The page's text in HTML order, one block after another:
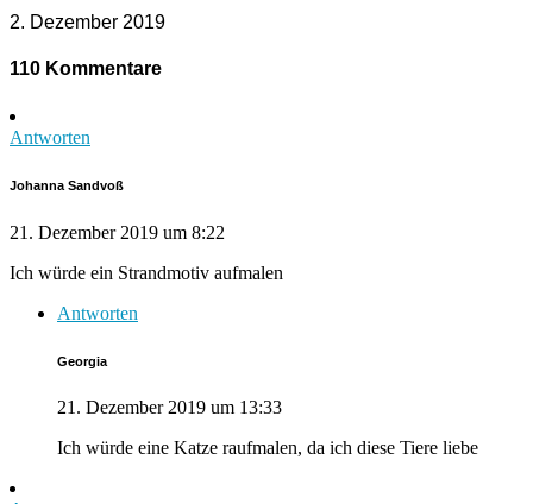
2. Dezember 2019
110 Kommentare
Antworten
Johanna Sandvoß
21. Dezember 2019 um 8:22
Ich würde ein Strandmotiv aufmalen
Antworten
Georgia
21. Dezember 2019 um 13:33
Ich würde eine Katze raufmalen, da ich diese Tiere liebe